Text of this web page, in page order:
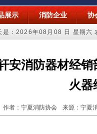
展示 消防企业 协
是：2026年08月08 日 星期六
安消防器材经
火器
作者：宁夏消防协会 来源：宁夏